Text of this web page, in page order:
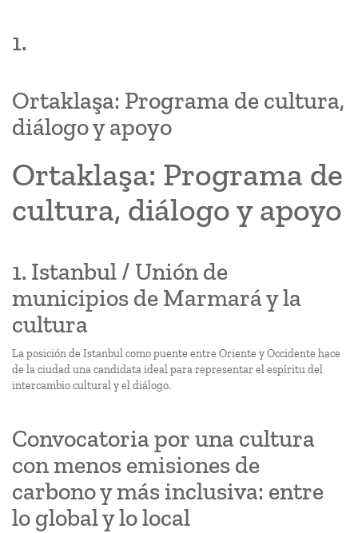
1.
Ortaklaşa: Programa de cultura,
diálogo y apoyo
Ortaklaşa: Programa de
cultura, diálogo y apoyo
1. Istanbul / Unión de
municipios de Marmará y la
cultura
La posición de Istanbul como puente entre Oriente y Occidente hace
de la ciudad una candidata ideal para representar el espíritu del
intercambio cultural y el diálogo.
Convocatoria por una cultura
con menos emisiones de
carbono y más inclusiva: entre
lo global y lo local